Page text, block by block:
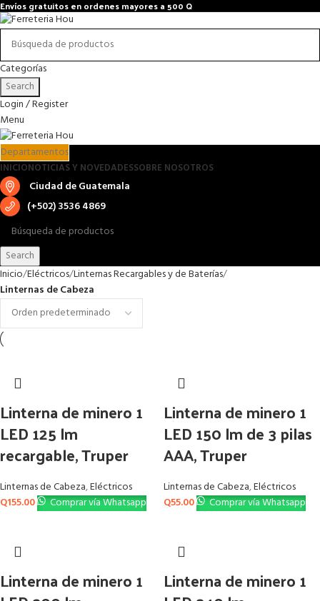
Envíos gratuitos en ordenes mayores a 500 Q
Categorías
Search
Login / Register
Menu
Departamentos
INICIONOTICIAS Y NOVEDADESSOBRE NOSOTROS
Ciudad de Guatemala
(+502) 3536 4869
Search
Inicio Eléctricos Linternas Recargables y de Baterías
Linternas de Cabeza
Linterna de minero 1
LED 125 lm
recargable, Truper
Linternas de Cabeza,Eléctricos
Q155.00 Comprar vía Whatsapp
Linterna de minero 1
LED 150 lm de 3 pilas
AAA, Truper
Linternas de Cabeza,Eléctricos
Q55.00 Comprar vía Whatsapp
Linterna de minero 1 Linterna de minero 1